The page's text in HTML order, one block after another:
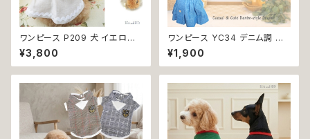
ワンピース P209 犬 イエロー
ナチュラル 猫 ペット 服 犬服 犬
の服 犬洋服 犬の洋服 洋服 猫
服 猫の服 猫洋服 猫の洋服 do
の子 小型犬 おしゃれ かわいい
可愛い 透け感 コットン 返品交
換不可
¥3,800
ワンピース YC34 デニム調 紺
レース シンプル 女の子 春 夏
犬 犬服 小型 猫 服 洋服 ペット
dog ドッグウェア おしゃれ かわ
¥1,900